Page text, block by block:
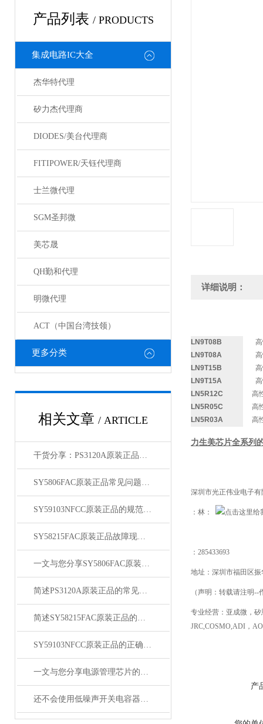
产品列表 / PRODUCTS
集成电路IC大全
杰华特代理
矽力杰代理商
DIODES/美台代理商
FITIPOWER/天钰代理商
士兰微代理
SGM圣邦微
美芯晟
QH勤和代理
明微代理
ACT（中国台湾技领）
更多分类
相关文章 / ARTICLE
干货分享：PS3120A原装正品使用中的那些常见故障与解决技巧
SY5806FAC原装正品常见问题及对应解决办法大公开
SY59103NFCC原装正品的规范存放管理体系介绍
SY58215FAC原装正品故障现象相应的解决方法介绍
一文与您分享SY5806FAC原装正品的常见问题相应解决方法
简述PS3120A原装正品的常见故障相应解决方法
简述SY58215FAC原装正品的正确安装方法
SY59103NFCC原装正品的正确维护保养方法分享
一文与您分享电源管理芯片的维护保养方法
还不会使用低噪声开关电容器？进来看
详细说明：
LN9T08B
LN9T08A
LN9T15B
LN9T15A
LN5R12C
高
LN5R05C
高
LN5R03A
高
力生美芯片全系列
深圳市光正伟业电子有
：林：
： 285433693
地址：深圳市福田区
（声明：转载请注明--
专业经营：亚成微，
JRC,COSMO,ADI ，
产